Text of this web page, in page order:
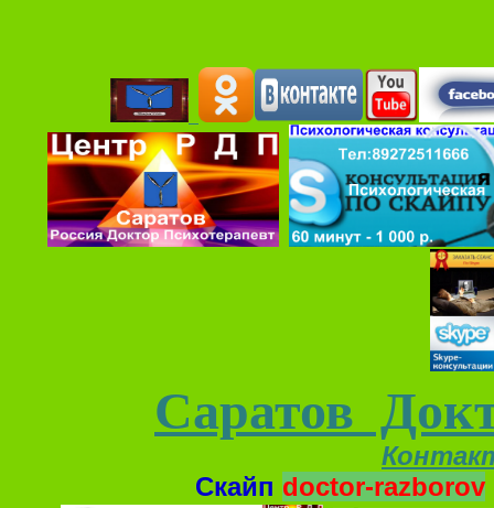
Саратов
Скайп doctor-razborov